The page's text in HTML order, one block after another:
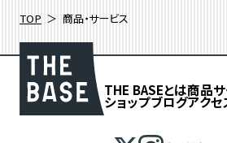
TOP 商品・サービス
THE BASEとは商品
ショップブログアクセ